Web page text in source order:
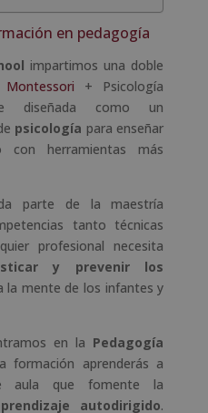
en pedagogía
impartimos una doble
Montessori + Psicología
diseñada como un
psicología para enseñar
con herramientas más
parte de la maestría
tanto técnicas
profesional necesita
y prevenir los
la mente de los infantes y
en la Pedagogía
formación aprenderás a
aula que fomente la
autodirigido.